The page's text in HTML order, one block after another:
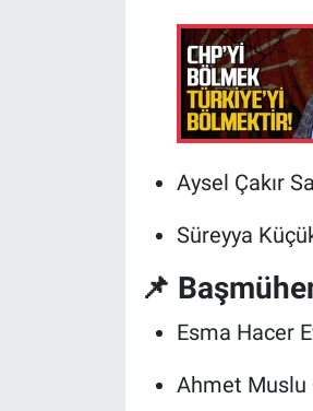
Aysel Çakır
Süreyya
📌
Esma Hacer
Ahmet Muslu